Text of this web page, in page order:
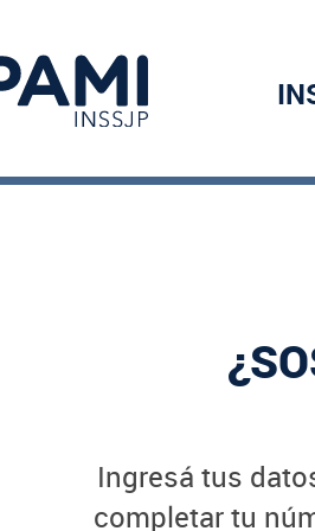
Ingresá tus
completar tu